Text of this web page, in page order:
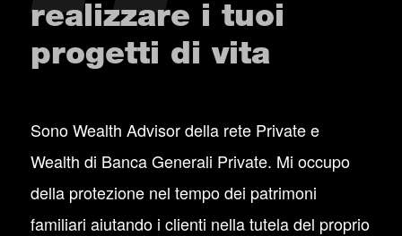
realizzare i tuoi
progetti di vita
Sono Wealth Advisor della rete Private e
Wealth di Banca Generali Private. Mi occupo
della protezione nel tempo dei patrimoni
familiari aiutando i clienti nella tutela del proprio